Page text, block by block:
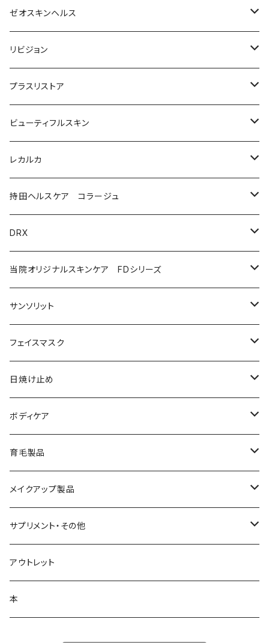
ゼオスキンヘルス
洗顔料・化粧水
美容液（光老化ケア）
美容液（透明感ケア）
美容液（エイジングケア［ビタミンAシリーズ］）
美容液（日焼け止め）
美容液（スペシャルケア）
プログラムキット
リビジョン
化粧水
クリーム
美容液
アイケア
日焼け止め
ユースフルリップ
プラスリストア
洗顔
ビューティフルスキン
モイストケア
ウォッシュ
クリーム
バランスケア
ローション
クレンジング
美容液
化粧品
レカルカ
洗顔
化粧水
持田ヘルスケア コラージュ
ソープ（石鹸）
泡石鹸
コラージュフルフルホイップソープ
メイク落とし
化粧水
美容液
乳液
クリーム
日焼け止め
シャンプー・リンス
コラージュフルフル泡石鹸
DRX
AZAクリア
当院オリジナルスキンケア FDシリーズ
ソープ
ローション
サンソリット
日焼け止め
フェイスマスク
フェイスマスク
サンソリット
日焼け止め
サンソリット
アクセーヌ
ボディケア
キュアデイズ
育毛製品
まつ毛美容液
メイクアップ製品
ビューティフルスキン
サプリメント・その他
飲む日焼け止め
髪の毛サプリ
アウトレット
本